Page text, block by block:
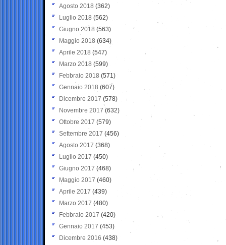
Agosto 2018 (362)
Luglio 2018 (562)
Giugno 2018 (563)
Maggio 2018 (634)
Aprile 2018 (547)
Marzo 2018 (599)
Febbraio 2018 (571)
Gennaio 2018 (607)
Dicembre 2017 (578)
Novembre 2017 (632)
Ottobre 2017 (579)
Settembre 2017 (456)
Agosto 2017 (368)
Luglio 2017 (450)
Giugno 2017 (468)
Maggio 2017 (460)
Aprile 2017 (439)
Marzo 2017 (480)
Febbraio 2017 (420)
Gennaio 2017 (453)
Dicembre 2016 (438)